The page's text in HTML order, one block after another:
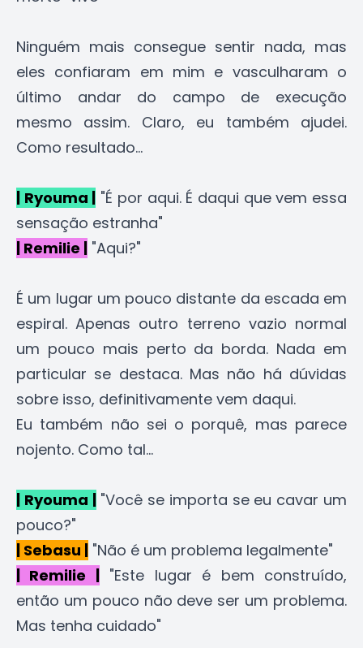
Ninguém mais consegue sentir nada, mas
eles confiaram em mim e vasculharam o
último andar do campo de execução
mesmo assim. Claro, eu também ajudei.
Como resultado...
| Ryouma | "É por aqui. É daqui que vem essa
sensação estranha"
| Remilie | "Aqui?"
É um lugar um pouco distante da escada em
espiral. Apenas outro terreno vazio normal
um pouco mais perto da borda. Nada em
particular se destaca. Mas não há dúvidas
sobre isso, definitivamente vem daqui.
Eu também não sei o porquê, mas parece
nojento. Como tal...
| Ryouma |"Você se importa se eu cavar um
pouco?"
| Sebasu | "Não é um problema legalmente"
| Remilie |"Este lugar é bem construído,
então um pouco não deve ser um problema.
Mas tenha cuidado"